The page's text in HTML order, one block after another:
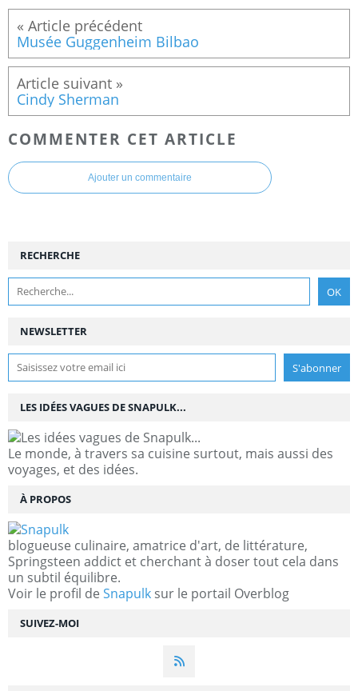
Musée Guggenheim Bilbao
Cindy Sherman
COMMENTER CET ARTICLE
Ajouter un commentaire
NEWSLETTER
SUIVEZ-MOI
RECHERCHE
LES IDÉES VAGUES DE SNAPULK...
Le monde, à travers sa cuisine surtout, mais aussi des
voyages, et des idées.
À PROPOS
blogueuse culinaire, amatrice d'art, de littérature,
Springsteen addict et cherchant à doser tout cela dans
un subtil équilibre.
Voir le profil de Snapulk sur le portail Overblog